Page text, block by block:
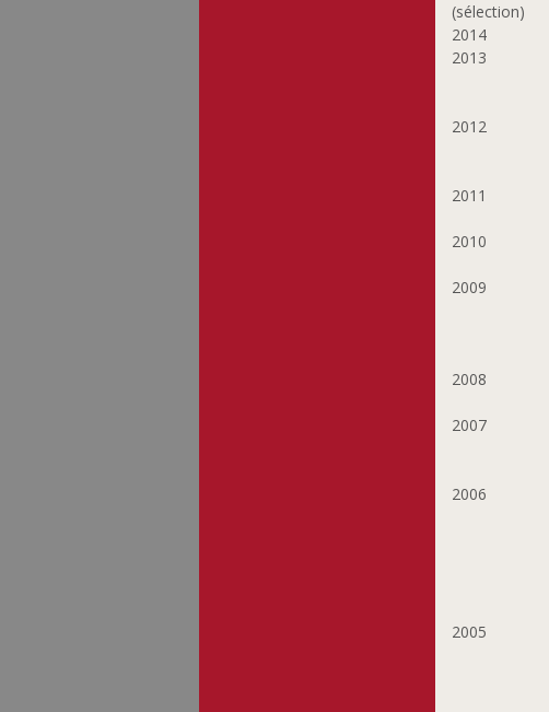
(sélection)
2014
2013
2012
2011
2010
2009
2008
2007
2006
2005